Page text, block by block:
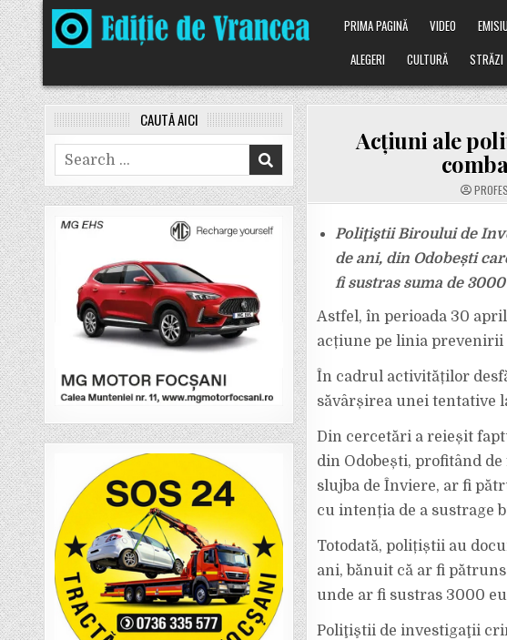
Skip
to
content
PRIMA PAGINĂ VIDEO
ALEGERI
CULTURĂ STRĂZI
Acțiuni ale
Poliţiştii Biroului de
de ani, din Odobești
fi sustras suma de
Astfel, în perioada 30
acțiune pe linia
În cadrul activităților
săvârșirea unei tentative
Din cercetări a reieșit
din Odobești, profitând
slujba de Înviere, ar fi
cu intenția de a sustrage
Totodată, polițiștii au
ani, bănuit că ar fi
unde ar fi sustras 3000
Poliţiştii de investigaţii
CAUTĂ AICI
Search
for: